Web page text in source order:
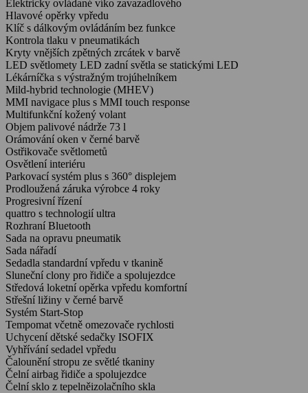
Elektricky ovládané víko zavazadlového
Hlavové opěrky vpředu
Klíč s dálkovým ovládáním bez funkce
Kontrola tlaku v pneumatikách
Kryty vnějších zpětných zrcátek v barvě
LED světlomety LED zadní světla se statickými LED
Lékárníčka s výstražným trojúhelníkem
Mild-hybrid technologie (MHEV)
MMI navigace plus s MMI touch response
Multifunkční kožený volant
Objem palivové nádrže 73 l
Orámování oken v černé barvě
Ostřikovače světlometů
Osvětlení interiéru
Parkovací systém plus s 360° displejem
Prodloužená záruka výrobce 4 roky
Progresivní řízení
quattro s technologií ultra
Rozhraní Bluetooth
Sada na opravu pneumatik
Sada nářadí
Sedadla standardní vpředu v tkanině
Sluneční clony pro řidiče a spolujezdce
Středová loketní opěrka vpředu komfortní
Střešní ližiny v černé barvě
Systém Start-Stop
Tempomat včetně omezovače rychlosti
Uchycení dětské sedačky ISOFIX
Vyhřívání sedadel vpředu
Čalounění stropu ze světlé tkaniny
Čelní airbag řidiče a spolujezdce
Čelní sklo z tepelněizolačního skla